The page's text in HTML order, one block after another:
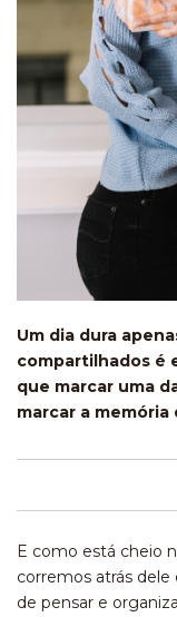
Um dia dura
compartilhados é
que marcar uma
marcar a
E como está cheio
corremos atrás dele
de pensar e